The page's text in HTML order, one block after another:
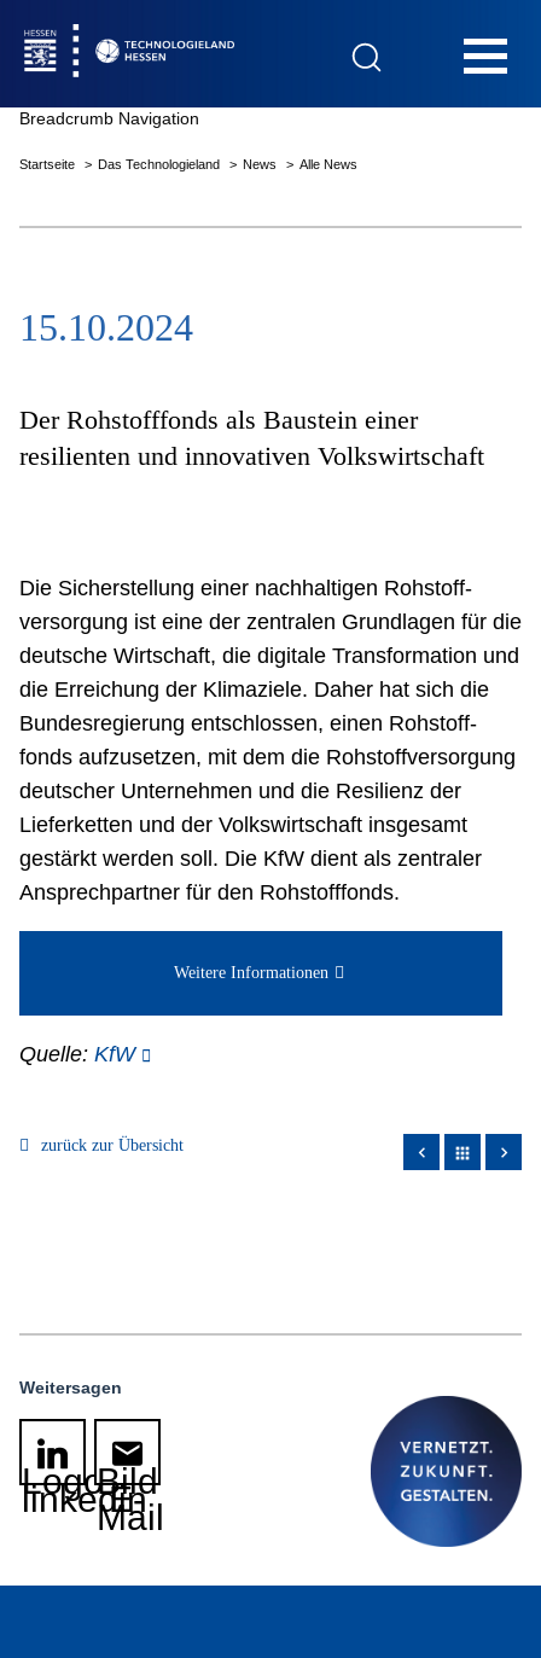
Das Technologieland
Innovationsfelder
Breadcrumb Navigation
Startseite Das Technologieland News Alle News
15.10.2024
Der Rohstofffonds als Baustein einer
resilienten und inno­vativen Volks­wirtschaft
Die Sicherstellung einer nachhaltigen Rohstoff­
versorgung ist eine der zentralen Grundlagen für die
deutsche Wirtschaft, die digitale Transformation und
die Erreichung der Klima­ziele. Daher hat sich die
Bundes­regierung entschlossen, einen Roh­stoff­
fonds aufzusetzen, mit dem die Roh­stoff­versorg­ung
deutscher Unternehmen und die Resilienz der
Liefer­ketten und der Volkswirtschaft insgesamt
gestärkt werden soll. Die KfW dient als zentraler
Ansprech­partner für den Roh­stoff­fonds.
Weitere Informationen
Quelle: KfW
zurück zur Übersicht apps
Weitersagen
Logo
linkedin
Bild
E-
Mail